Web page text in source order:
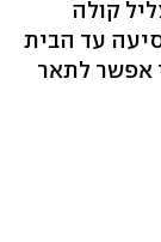
קולה
עד הבית
אפשר לתאר